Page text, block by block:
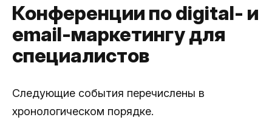
Конференции по digital- и
email-маркетингу для
специалистов
Следующие события перечислены в
хронологическом порядке.